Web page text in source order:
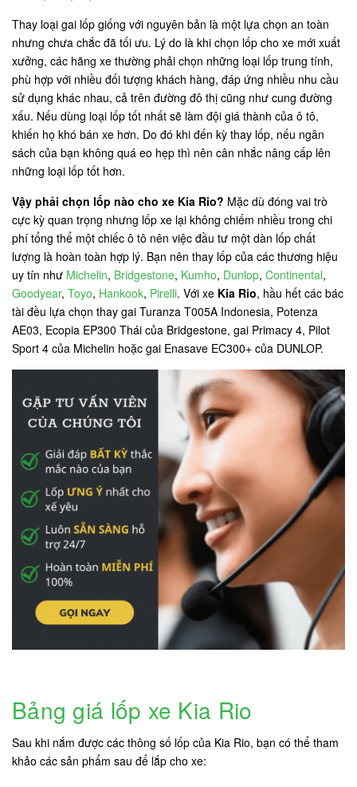
Thay loại gai lốp giống với nguyên bản là một lựa chọn an toàn
nhưng chưa chắc đã tối ưu. Lý do là khi chọn lốp cho xe mới xuất
xưởng, các hãng xe thường phải chọn những loại lốp trung tính,
phù hợp với nhiều đối tượng khách hàng, đáp ứng nhiều nhu cầu
sử dụng khác nhau, cả trên đường đô thị cũng như cung đường
xấu. Nếu dùng loại lốp tốt nhất sẽ làm đội giá thành của ô tô,
khiến họ khó bán xe hơn. Do đó khi đến kỳ thay lốp, nếu ngân
sách của bạn không quá eo hẹp thì nên cân nhắc nâng cấp lên
những loại lốp tốt hơn.
Vậy phải chọn lốp nào cho xe Kia Rio? Mặc dù đóng vai trò
cực kỳ quan trọng nhưng lốp xe lại không chiếm nhiều trong chi
phí tổng thể một chiếc ô tô nên việc đầu tư một dàn lốp chất
lượng là hoàn toàn hợp lý. Bạn nên thay lốp của các thương hiệu
uy tín như Michelin, Bridgestone, Kumho, Dunlop, Continental,
Goodyear, Toyo, Hankook, Pirelli. Với xe Kia Rio, hầu hết các bác
tài đều lựa chọn thay gai Turanza T005A Indonesia, Potenza
AE03, Ecopia EP300 Thái của Bridgestone, gai Primacy 4, Pilot
Sport 4 của Michelin hoặc gai Enasave EC300+ của DUNLOP.
Bảng giá lốp xe Kia Rio
Sau khi nắm được các thông số lốp của Kia Rio, bạn có thể tham
khảo các sản phẩm sau để lắp cho xe: